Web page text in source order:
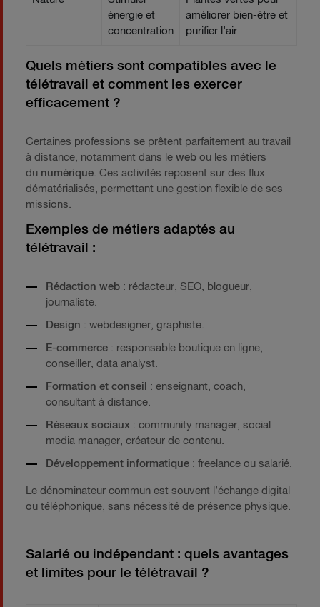
énergie et
concentration
améliorer bien-être et
purifier l’air
Quels métiers sont compatibles avec le
télétravail et comment les exercer
efficacement ?
Certaines professions se prêtent parfaitement au travail
à distance, notamment dans le webou les métiers
du numérique. Ces activités reposent sur des flux
dématérialisés, permettant une gestion flexible de ses
missions.
Exemples de métiers adaptés au
télétravail :
Rédaction web : rédacteur, SEO, blogueur,
journaliste.
Design : webdesigner, graphiste.
E-commerce : responsable boutique en ligne,
conseiller, data analyst.
Formation et conseil
: enseignant, coach,
consultant à distance.
Réseaux sociaux : community manager, social
media manager, créateur de contenu.
Développement informatique : freelance ou salarié.
Le dénominateur commun est souvent l’échange digital
ou téléphonique, sans nécessité de présence physique.
Salarié ou indépendant : quels avantages
et limites pour le télétravail ?